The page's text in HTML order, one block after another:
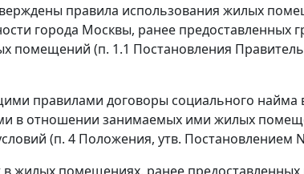
правила использования жилых
города Москвы, ранее предоставленных
помещений (п. 1.1 Постановления
правилами договоры социального найма
в отношении занимаемых ими жилых
(п. 4 Положения, утв. Постановлением